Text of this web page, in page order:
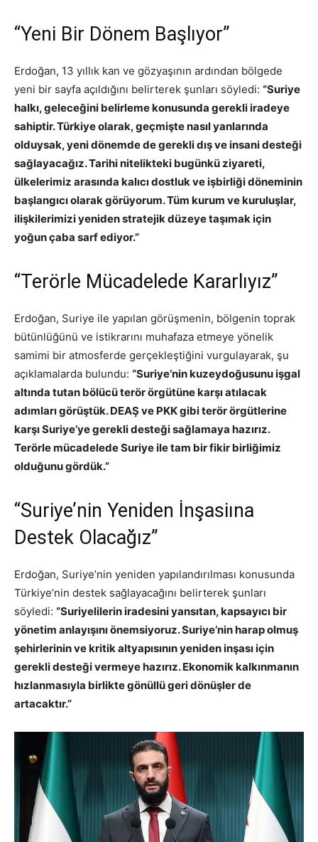
“Yeni Bir Dönem Başlıyor”
Erdoğan, 13 yıllık kan ve gözyaşının ardından bölgede
yeni bir sayfa açıldığını belirterek şunları söyledi: “Suriye
halkı, geleceğini belirleme konusunda gerekli iradeye
sahiptir. Türkiye olarak, geçmişte nasıl yanlarında
olduysak, yeni dönemde de gerekli dış ve insani desteği
sağlayacağız. Tarihi nitelikteki bugünkü ziyareti,
ülkelerimiz arasında kalıcı dostluk ve işbirliği döneminin
başlangıcı olarak görüyorum. Tüm kurum ve kuruluşlar,
ilişkilerimizi yeniden stratejik düzeye taşımak için
yoğun çaba sarf ediyor.”
“Terörle Mücadelede Kararlıyız”
Erdoğan, Suriye ile yapılan görüşmenin, bölgenin toprak
bütünlüğünü ve istikrarını muhafaza etmeye yönelik
samimi bir atmosferde gerçekleştiğini vurgulayarak, şu
açıklamalarda bulundu: “Suriye’nin kuzeydoğusunu işgal
altında tutan bölücü terör örgütüne karşı atılacak
adımları görüştük. DEAŞ ve PKK gibi terör örgütlerine
karşı Suriye’ye gerekli desteği sağlamaya hazırız.
Terörle mücadelede Suriye ile tam bir fikir birliğimiz
olduğunu gördük.”
“Suriye’nin Yeniden İnşasiına
Destek Olacağız”
Erdoğan, Suriye’nin yeniden yapılandırılması konusunda
Türkiye’nin destek sağlayacağını belirterek şunları
söyledi: “Suriyelilerin iradesini yansıtan, kapsayıcı bir
yönetim anlayışını önemsiyoruz. Suriye’nin harap olmuş
şehirlerinin ve kritik altyapısının yeniden inşası için
gerekli desteği vermeye hazırız. Ekonomik kalkınmanın
hızlanmasıyla birlikte gönüllü geri dönüşler de
artacaktır.”